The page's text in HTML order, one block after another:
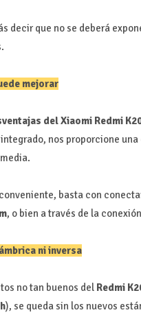
decir que no se deberá
mejorar
del Xiaomi Redmi
nos proporcione
basta con
, o bien a través de la
ni inversa
no tan buenos del Redmi
), se queda sin los nuevos